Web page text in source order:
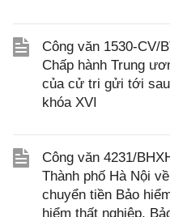
Công văn 1530-CV/
Chấp hành Trung
của cử tri gửi tới
khóa XVI
Công văn 4231/
Thành phố Hà Nội
chuyển tiền Bảo
hiểm thất nghiệp,